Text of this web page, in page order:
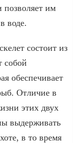
им
воде.
состоит из
собой
обеспечивает
Отличие в
этих двух
выдерживать
в то время